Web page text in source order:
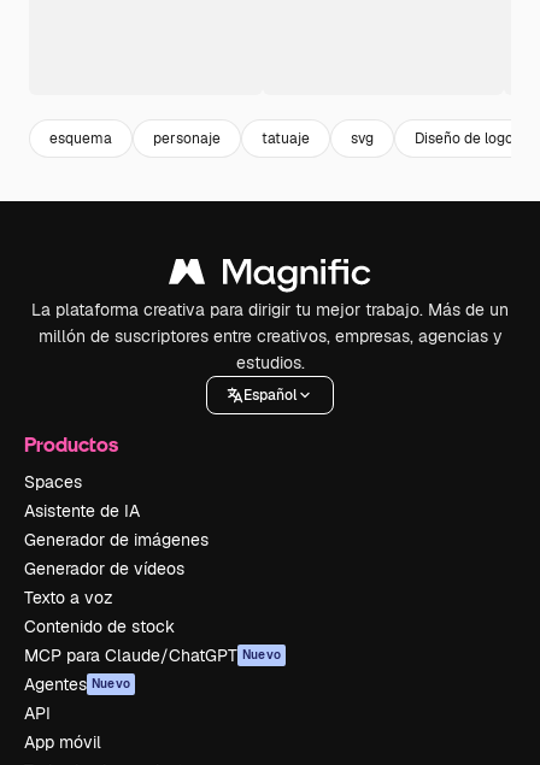
esquema personaje tatuaje svg Diseño de
La plataforma creativa para dirigir tu mejor trabajo. Más de un
millón de suscriptores entre creativos, empresas, agencias y
estudios.
Español
Productos
Spaces
Asistente de IA
Generador de imágenes
Generador de vídeos
Texto a voz
Contenido de stock
MCP para Claude/ChatGPT Nuevo
Agentes Nuevo
API
App móvil